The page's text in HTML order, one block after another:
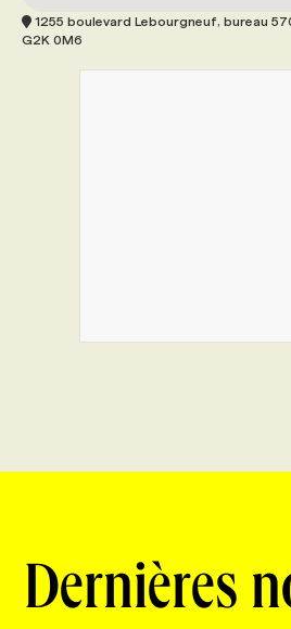
1255 boulevard Lebourgneuf, bureau
G2K 0M6
Dernières